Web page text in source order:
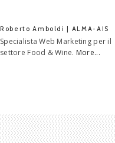
Roberto Amboldi | ALMA-AIS
Specialista Web Marketing per il
settore Food & Wine. More...